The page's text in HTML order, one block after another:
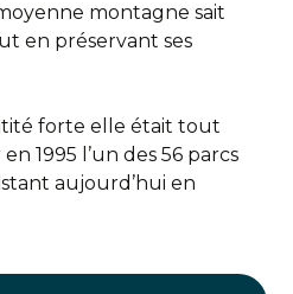
montagne sait
en préservant ses
forte elle était tout
1995 l’un des 56 parcs
aujourd’hui en